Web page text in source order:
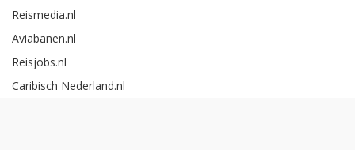
Reismedia.nl
Aviabanen.nl
Reisjobs.nl
Caribisch Nederland.nl